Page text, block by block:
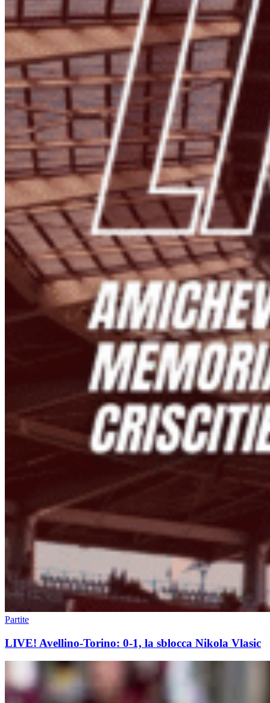
Partite
LIVE! Avellino-Torino: 0-1, la sblocca Nikola Vlasic